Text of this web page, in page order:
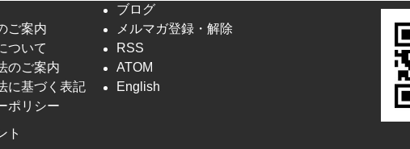
ご案内
ついて
のご案内
に基づく表記
ポリシー
ブログ
メルマガ登録・解除
RSS
ATOM
English
ト